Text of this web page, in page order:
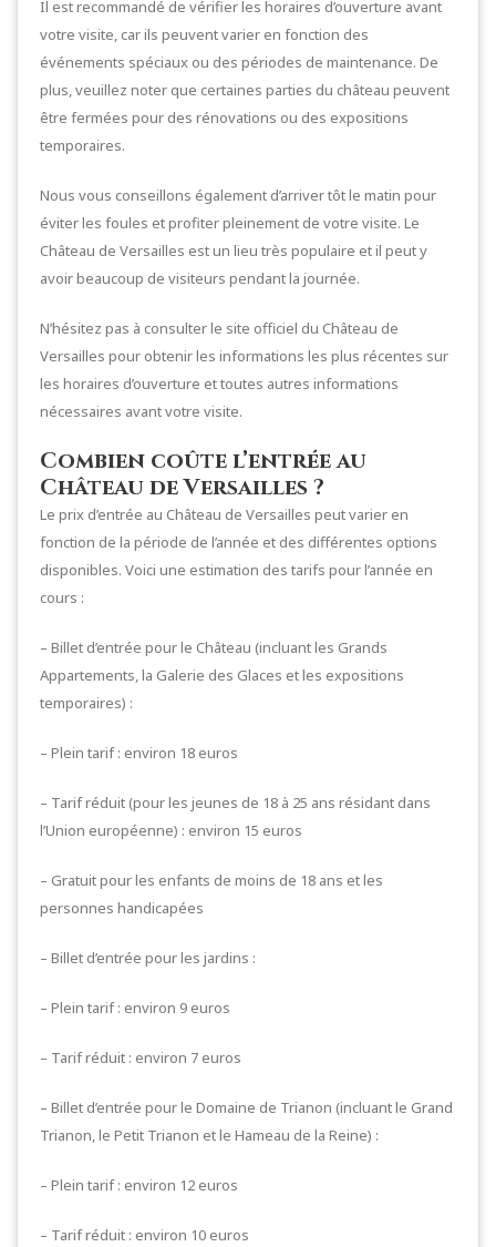
Il est recommandé de vérifier les horaires d’ouverture avant
votre visite, car ils peuvent varier en fonction des
événements spéciaux ou des périodes de maintenance. De
plus, veuillez noter que certaines parties du château peuvent
être fermées pour des rénovations ou des expositions
temporaires.
Nous vous conseillons également d’arriver tôt le matin pour
éviter les foules et profiter pleinement de votre visite. Le
Château de Versailles est un lieu très populaire et il peut y
avoir beaucoup de visiteurs pendant la journée.
N’hésitez pas à consulter le site officiel du Château de
Versailles pour obtenir les informations les plus récentes sur
les horaires d’ouverture et toutes autres informations
nécessaires avant votre visite.
Combien coûte l’entrée au
Château de Versailles ?
Le prix d’entrée au Château de Versailles peut varier en
fonction de la période de l’année et des différentes options
disponibles. Voici une estimation des tarifs pour l’année en
cours :
– Billet d’entrée pour le Château (incluant les Grands
Appartements, la Galerie des Glaces et les expositions
temporaires) :
– Plein tarif : environ 18 euros
– Tarif réduit (pour les jeunes de 18 à 25 ans résidant dans
l’Union européenne) : environ 15 euros
– Gratuit pour les enfants de moins de 18 ans et les
personnes handicapées
– Billet d’entrée pour les jardins :
– Plein tarif : environ 9 euros
– Tarif réduit : environ 7 euros
– Billet d’entrée pour le Domaine de Trianon (incluant le Grand
Trianon, le Petit Trianon et le Hameau de la Reine) :
– Plein tarif : environ 12 euros
– Tarif réduit : environ 10 euros